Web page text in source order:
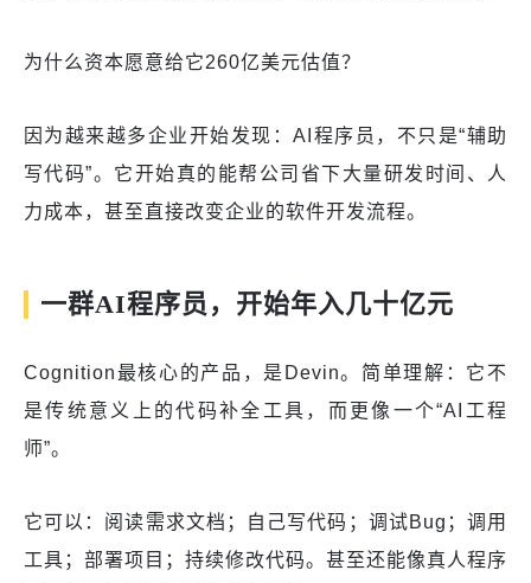
为什么资本愿意给它260亿美元估值？
因为越来越多企业开始发现：AI程序员，不只是“辅助
写代码”。它开始真的能帮公司省下大量研发时间、人
力成本，甚至直接改变企业的软件开发流程。
一群AI程序员，开始年入几十亿元
Cognition最核心的产品，是Devin。简单理解：它不
是传统意义上的代码补全工具，而更像一个“AI工程
师”。
它可以：阅读需求文档；自己写代码；调试Bug；调用
工具；部署项目；持续修改代码。甚至还能像真人程序